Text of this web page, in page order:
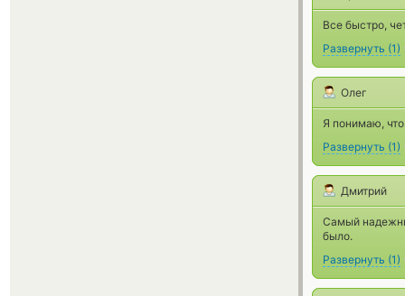
Все быстро,
Развернуть (1)
Олег
Я понимаю,
Развернуть (1)
Дмитрий
Самый
было.
Развернуть (1)